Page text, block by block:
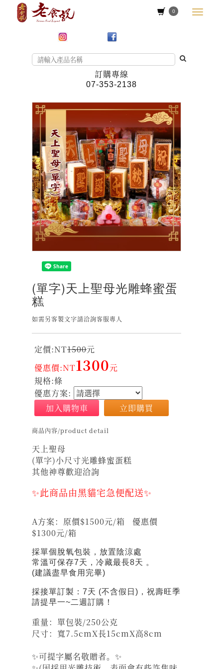
0
訂購專線
07-353-2138
(單字)天上聖母光雕蜂蜜蛋
糕
如需另客製文字請洽詢客服專人
定價:NT1500元
優惠價:NT1300元
規格:條
優惠方案:
加入購物車
立即購買
商品內容/product detail
天上聖母
(單字)小尺寸光雕蜂蜜蛋糕
其他神尊歡迎洽詢
✨此商品由黑貓宅急便配送✨
A方案：原價$1500元/箱 優惠價
$1300元/箱
採單個脫氧包裝，放置陰涼處
常溫可保存7天，冷藏最長8天 。
(建議盡早食用完畢)
採接單訂製 ：7天 (不含假日)，祝壽旺季
請提早一~二週訂購！
重量：單包裝/250公克
尺寸：寬7.5cmX長15cmX高8cm
✨可提字屬名敬贈者。✨